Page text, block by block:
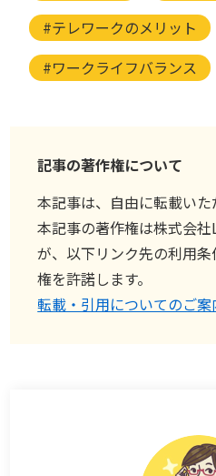
#テレワークのメリット
#ワークライフバランス
記事の著作権について
本記事は、自由に転載いた
本記事の著作権は株式会社
が、以下リンク先の利用
権を許諾します。
転載・引用についてのご案